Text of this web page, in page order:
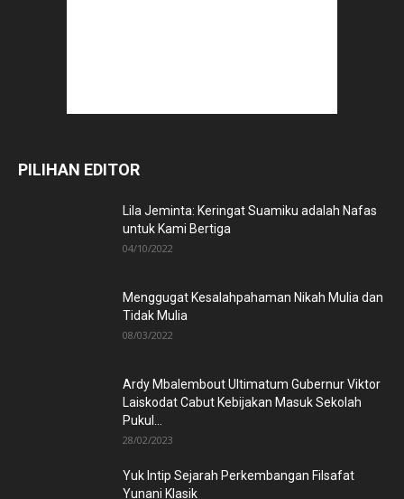
PILIHAN EDITOR
Lila Jeminta: Keringat Suamiku adalah Nafas
untuk Kami Bertiga
04/10/2022
Menggugat Kesalahpahaman Nikah Mulia dan
Tidak Mulia
08/03/2022
Ardy Mbalembout Ultimatum Gubernur Viktor
Laiskodat Cabut Kebijakan Masuk Sekolah
Pukul...
28/02/2023
Yuk Intip Sejarah Perkembangan Filsafat
Yunani Klasik